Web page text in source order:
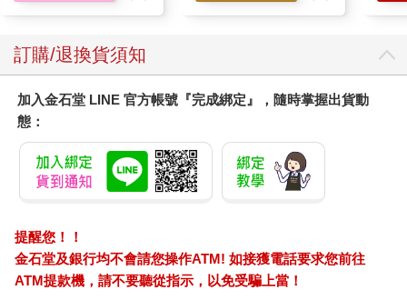
型機構，例如主權基金、保險公司、投資銀行等）以及新加坡政
投資地區涵蓋美國、以色列、兩岸三地及東南亞。除了早期階段
投資金額與投資經理能夠管理好被投資公司息息相關。
10億美元以每家500萬美元投資金額計算，加上後續的追加投資，
約共投資150～200家公司。20位投資經理除了要持續評估新的投
資機會外，最多平均同時需要管理7～10家被投資公司，負荷並不
在創投時才深刻體會投資後的管理工作，對投資績效與篩選投資
 參與董事會、定期會議，追蹤公司營運進度。
 適時提供產業資源、協助制定發展策略。
 持續掌握賽道內競爭同業、產業上下游狀態。
一般上市公司投資人無需也沒有機會參與前兩項工作，但第三項
訂購/退換貨須知
加入金石堂 LINE 官方帳號『完成綁定』，隨時掌握出貨動
態：
提醒您！！
金石堂及銀行均不會請您操作ATM! 如接獲電話要求您前往
ATM提款機，請不要聽從指示，以免受騙上當！